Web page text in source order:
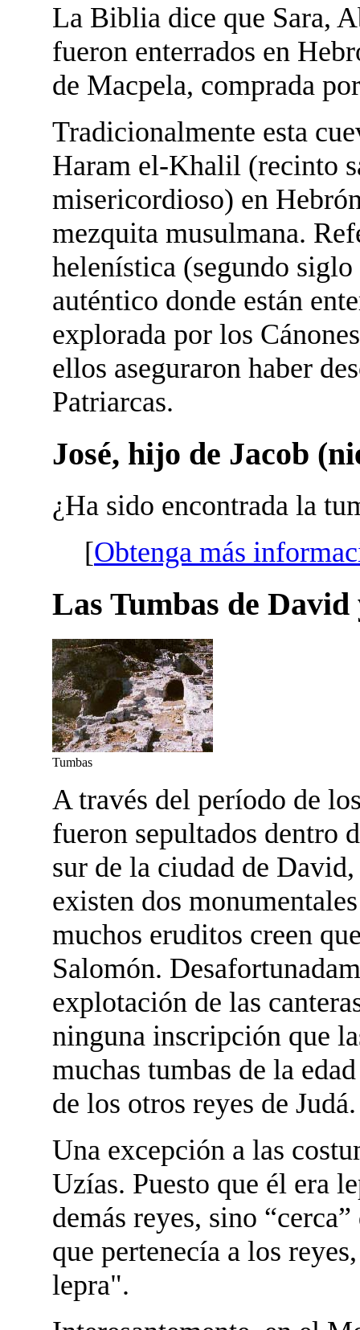
La Biblia dice que Sara,
fueron enterrados en
de Macpela, comprada
Tradicionalmente esta
Haram el-Khalil (recinto
misericordioso) en
mezquita musulmana.
helenística (segundo
auténtico donde están
explorada por los
ellos aseguraron haber
Patriarcas.
José, hijo de Jacob
¿Ha sido encontrada la
[Obtenga más
Las Tumbas de David
Tumbas
A través del período de
fueron sepultados dentro
sur de la ciudad de
existen dos
muchos eruditos creen
Salomón.
explotación de las
ninguna inscripción que
muchas tumbas de la
de los otros reyes de Judá.
Una excepción a las
Uzías. Puesto que él era
demás reyes, sino
que pertenecía a los
lepra".